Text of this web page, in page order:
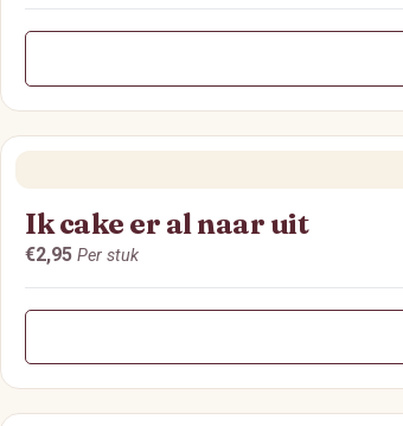
Ik cake er al naar uit
€2,95 Per stuk